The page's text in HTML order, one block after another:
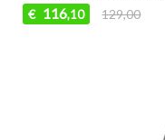
€ 116,10 129,00